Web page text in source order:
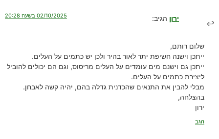
ירון הגיב: 02/10/2025 בשעה 20:28
שלום רותם,
ייתכן וישנה חשיפת יתר לאור בהיר ולכן יש כתמים על העלים.
ייתכן גם וישנם מים עומדים על העלים מריסוס, וגם הם יכולים להוביל
ליצירת כתמים על העלים.
מבלי להבין את התנאים שהכדנית גדלה בהם, יהיה קשה לאבחן.
בהצלחה,
ירון
הגב